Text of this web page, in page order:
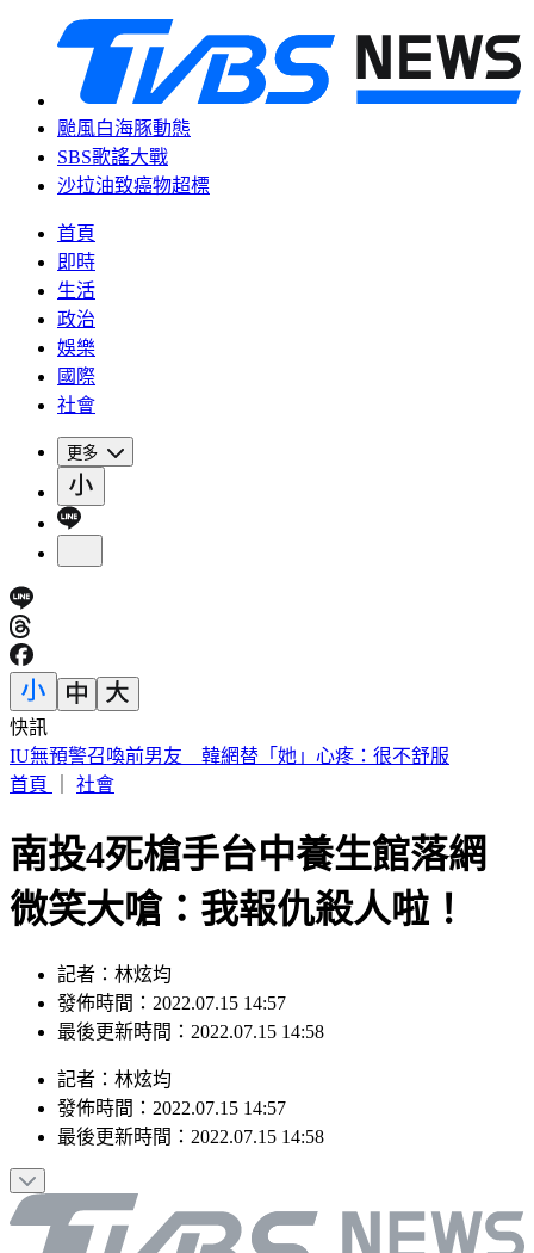
颱風白海豚動態
SBS歌謠大戰
沙拉油致癌物超標
首頁
即時
生活
政治
娛樂
國際
社會
更多
快訊
中國出入境新規將上路 陸委會曝「這類人」最危險
首頁
社會
南投4死槍手台中養生館落網
微笑大嗆：我報仇殺人啦！
記者：林炫均
發佈時間：2022.07.15 14:57
最後更新時間：2022.07.15 14:58
記者 ： 林炫均
發佈時間： 2022.07.15 14:57
最後更新時間： 2022.07.15 14:58